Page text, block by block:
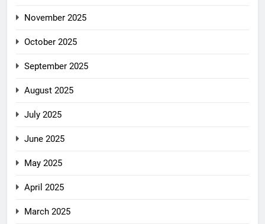
November 2025
October 2025
September 2025
August 2025
July 2025
June 2025
May 2025
April 2025
March 2025